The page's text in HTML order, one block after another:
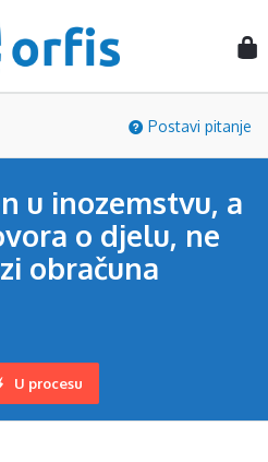
Postavi pitanje
u inozemstvu, a
o djelu, ne
obračuna
U procesu